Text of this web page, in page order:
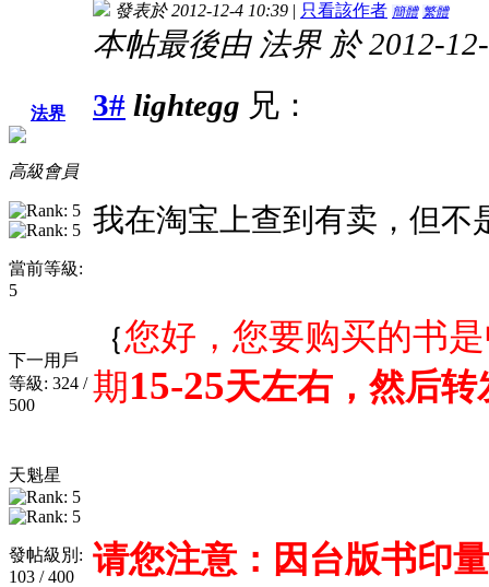
法界
高級會員
當前等級:
5
下一用戶
等級: 324 /
500
天魁星
發帖級別:
103 / 400
發表於 2012-12-4 10:39 | 只看該作者 簡體 繁體
本帖最後由 法界 於 2012-
3# lightegg 兄：
我在淘宝上查到有卖，但不
｛您好，您要购买的书
期15-25天左右，然后
请您注意：因台版书印